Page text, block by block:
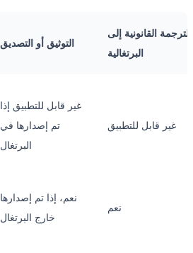
التوثيق أو التصديق
الترجمة القانونية إلى
البرتغالية
غير قابل للتطبيق إذا
تم إصدارها في
البرتغال
غير قابل للتطبيق
نعم، إذا تم إصدارها
خارج البرتغال
نعم